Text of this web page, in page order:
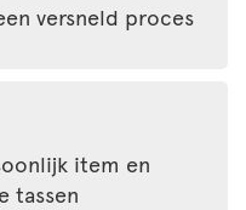
versneld proces
item en
tassen